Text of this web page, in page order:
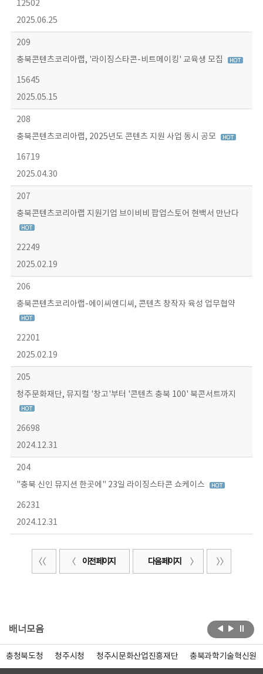
12502
2025.06.25
209
충북콘텐츠코리아랩, '라이징스타콘-비트메이킹' 교육생 모집
15645
2025.05.15
208
충북콘텐츠코리아랩, 2025년도 콘텐츠 지원 사업 동시 공모
16719
2025.04.30
207
충북콘텐츠코리아랩 지원기업 브이비비 팝업스토어 현백서 만난다
22249
2025.02.19
206
충북콘텐츠코리아랩-에이씨엔디씨, 콘텐츠 창작자 육성 업무협약
22201
2025.02.19
205
청주문화재단, 뮤지컬 '창고'부터 '콘텐츠 충북 100' 북콘서트까지
26698
2024.12.31
204
"충북 신인 뮤지션 한곳에" 23일 라이징스타콘 쇼케이스
26231
2024.12.31
이전 페이지 다음 페이지
배너모음
충청북도청 청주시청 청주시문화산업진흥재단 충북과학기술혁신원